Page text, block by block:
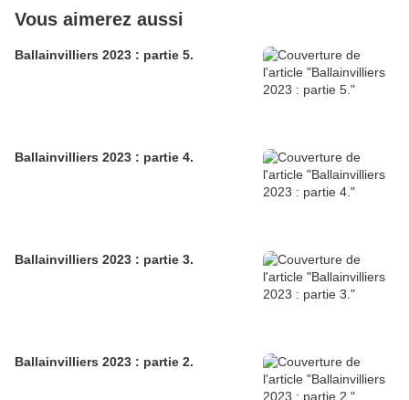
Vous aimerez aussi
Ballainvilliers 2023 : partie 5.
Ballainvilliers 2023 : partie 4.
Ballainvilliers 2023 : partie 3.
Ballainvilliers 2023 : partie 2.